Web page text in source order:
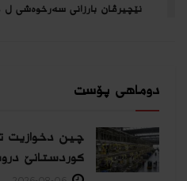
نێچیرڤان بارزانی سەرخوەشی ل
دوماهی پۆست
چین دخوازیت
كوردستانێ